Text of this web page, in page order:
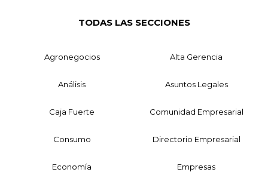
TODAS LAS SECCIONES
Agronegocios Alta Gerencia
Análisis Asuntos Legales
Caja Fuerte Comunidad Empresarial
Consumo Directorio Empresarial
Economía Empresas